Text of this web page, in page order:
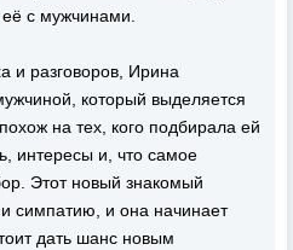
с мужчинами.
и разговоров, Ирина
который выделяется
на тех, кого подбирала ей
интересы и, что самое
Этот новый знакомый
симпатию, и она начинает
дать шанс новым